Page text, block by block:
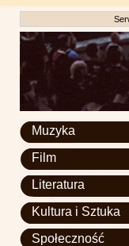
Muzyka
Film
Literatura
Kultura i Sztuka
Społeczność